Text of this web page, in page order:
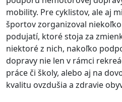
mobility. Pre cyklistov, ale aj
športov zorganizoval
podujatí, ktoré stoja za
niektoré z nich, nakoľko
dopravy nie len v rámci
práce či školy, alebo aj na
kvalitu ovzdušia a zdravie